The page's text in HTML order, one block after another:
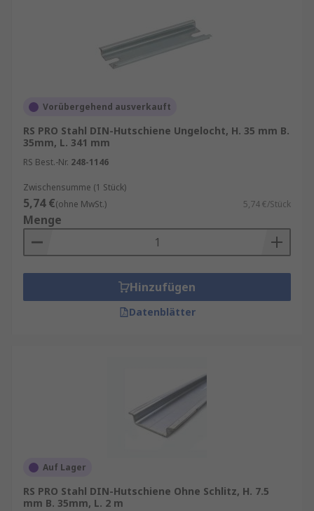
Vorübergehend ausverkauft
RS PRO Stahl DIN-Hutschiene Ungelocht, H. 35 mm B.
35mm, L. 341 mm
RS Best.-Nr. 248-1146
Zwischensumme (1 Stück)
5,74 €(ohne MwSt.) 5,74 €/Stück
Menge
Hinzufügen
Datenblätter
Auf Lager
RS PRO Stahl DIN-Hutschiene Ohne Schlitz, H. 7.5
mm B. 35mm, L. 2 m